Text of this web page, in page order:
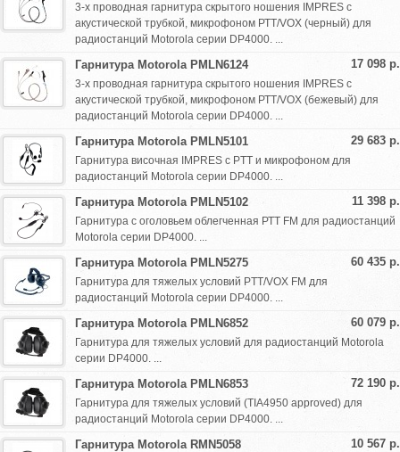
3-х проводная гарнитура скрытого ношения IMPRES с
акустической трубкой, микрофоном РТТ/VOX (черный) для
радиостанций Motorola серии DP4000. ...
17 098 р.
Гарнитура Motorola PMLN6124
3-х проводная гарнитура скрытого ношения IMPRES с
акустической трубкой, микрофоном РТТ/VOX (бежевый) для
радиостанций Motorola серии DP4000. ...
29 683 р.
Гарнитура Motorola PMLN5101
Гарнитура височная IMPRES с PTT и микрофоном для
радиостанций Motorola серии DP4000. ...
11 398 р.
Гарнитура Motorola PMLN5102
Гарнитура с оголовьем облегченная РТТ FM для радиостанций
Motorola серии DP4000. ...
60 435 р.
Гарнитура Motorola PMLN5275
Гарнитура для тяжелых условий PTT/VOX FM для
радиостанций Motorola серии DP4000. ...
60 079 р.
Гарнитура Motorola PMLN6852
Гарнитура для тяжелых условий для радиостанций Motorola
серии DP4000. ...
72 190 р.
Гарнитура Motorola PMLN6853
Гарнитура для тяжелых условий (TIA4950 approved) для
радиостанций Motorola серии DP4000. ...
10 567 р.
Гарнитура Motorola RMN5058